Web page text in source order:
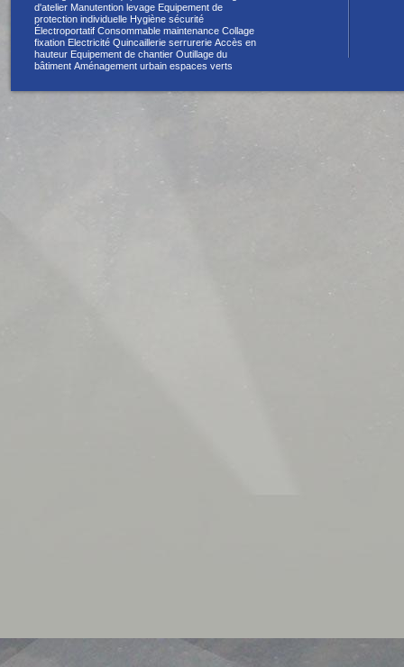
d'atelier Manutention levage Equipement de
protection individuelle Hygiène sécurité
Électroportatif Consommable maintenance Collage
fixation Electricité Quincaillerie serrurerie Accès en
hauteur Equipement de chantier Outillage du
bâtiment Aménagement urbain espaces verts